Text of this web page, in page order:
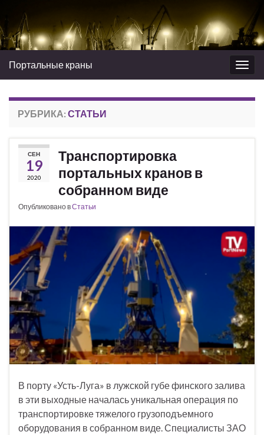
Вкл/
выкл
Портальные краны
РУБРИКА: СТАТЬИ
СЕН
19
2020
Транспортировка
портальных кранов в
собранном виде
Опубликовано вСтатьи
В порту «Усть-Луга» в лужской губе финского залива
в эти выходные началась уникальная операция по
транспортировке тяжелого грузоподъемного
оборудования в собранном виде. Специалисты ЗАО